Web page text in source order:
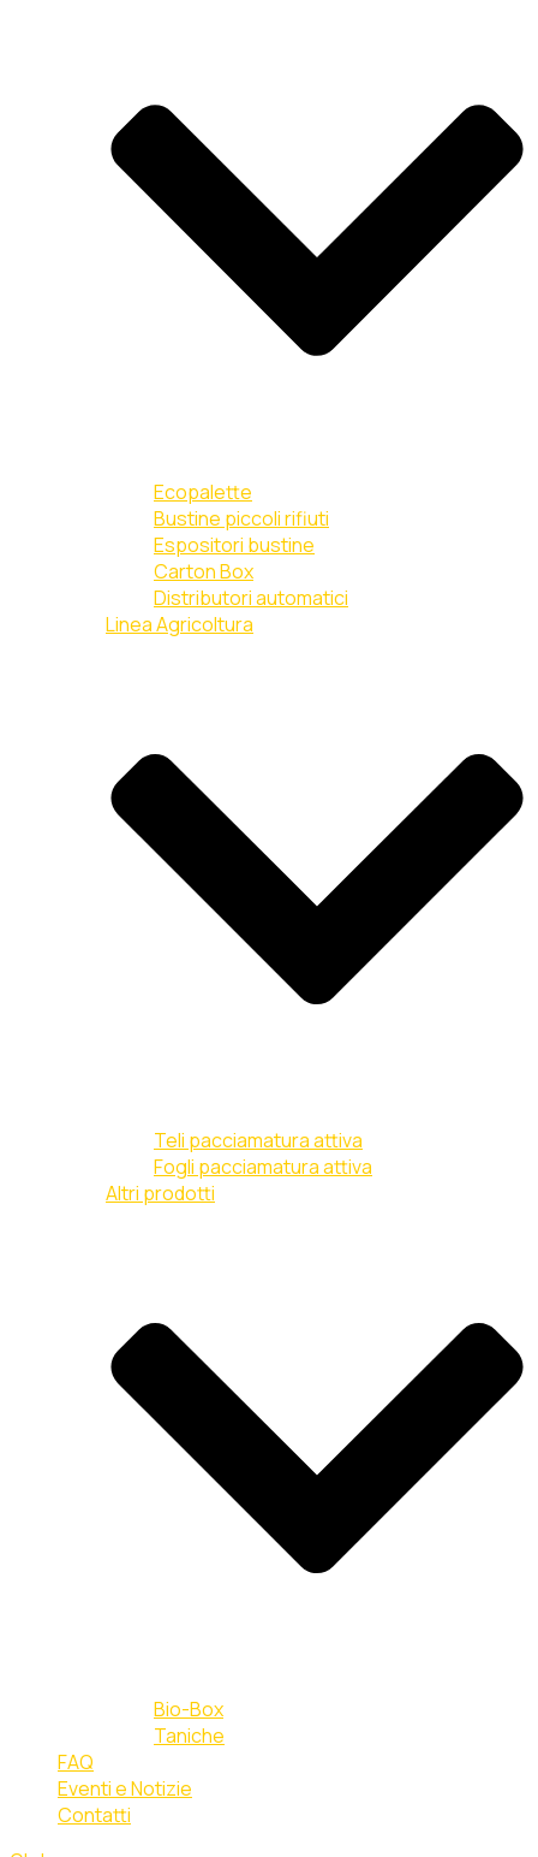
Ecopalette
Bustine piccoli rifiuti
Espositori bustine
Carton Box
Distributori automatici
Linea Agricoltura
Teli pacciamatura attiva
Fogli pacciamatura attiva
Altri prodotti
Bio-Box
Taniche
FAQ
Eventi e Notizie
Contatti